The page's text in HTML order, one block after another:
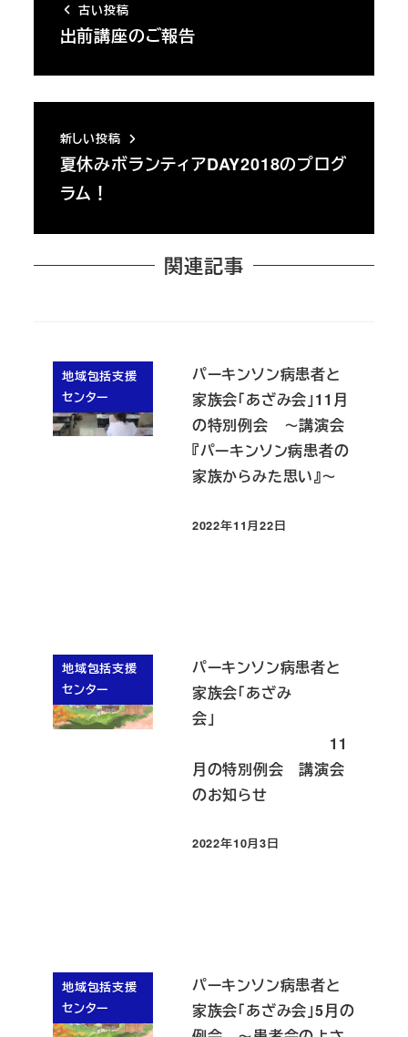
古い投稿
出前講座のご報告
新しい投稿
夏休みボランティアDAY2018のプログ
ラム！
関連記事
地域包括支援
センター
パーキンソン病患者と
家族会「あざみ会」11月
の特別例会 ～講演会
『パーキンソン病患者の
家族からみた思い』～
投稿日
2022年11月22日
地域包括支援
センター
パーキンソン病患者と
家族会「あざみ
会」
11
月の特別例会 講演会
のお知らせ
投稿日
2022年10月3日
地域包括支援
センター
パーキンソン病患者と
家族会「あざみ会」5月の